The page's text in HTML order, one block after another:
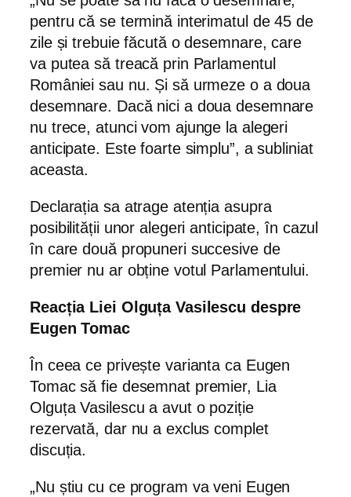
pentru că se termină interimatul de 45 de
zile și trebuie făcută o desemnare, care
va putea să treacă prin Parlamentul
României sau nu. Și să urmeze o a doua
desemnare. Dacă nici a doua desemnare
nu trece, atunci vom ajunge la alegeri
anticipate. Este foarte simplu”, a subliniat
aceasta.
Declarația sa atrage atenția asupra
posibilității unor alegeri anticipate, în cazul
în care două propuneri succesive de
premier nu ar obține votul Parlamentului.
Reacția Liei Olguța Vasilescu despre
Eugen Tomac
În ceea ce privește varianta ca Eugen
Tomac să fie desemnat premier, Lia
Olguța Vasilescu a avut o poziție
rezervată, dar nu a exclus complet
discuția.
„Nu știu cu ce program va veni Eugen